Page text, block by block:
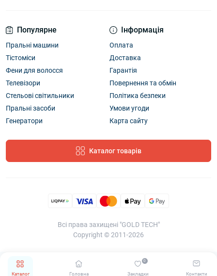
Каталог Головна Закладки
0
Контакти
Популярне
Пральні машини
Тістоміси
Фени для волосся
Телевізори
Стельові світильники
Пральні засоби
Генератори
Інформація
Оплата
Доставка
Гарантія
Повернення та обмін
Політика безпеки
Умови угоди
Карта сайту
Каталог товарів
Всі права захищені "GOLD TECH"
Copyright © 2011-2026